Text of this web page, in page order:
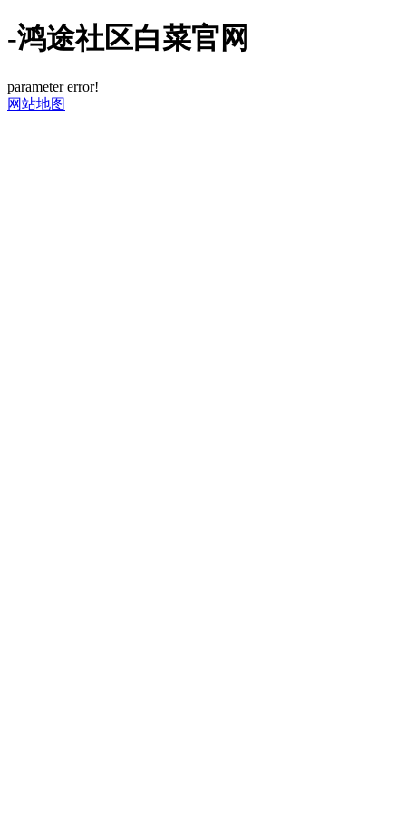
-鸿途社区白菜官网
parameter error!
网站地图